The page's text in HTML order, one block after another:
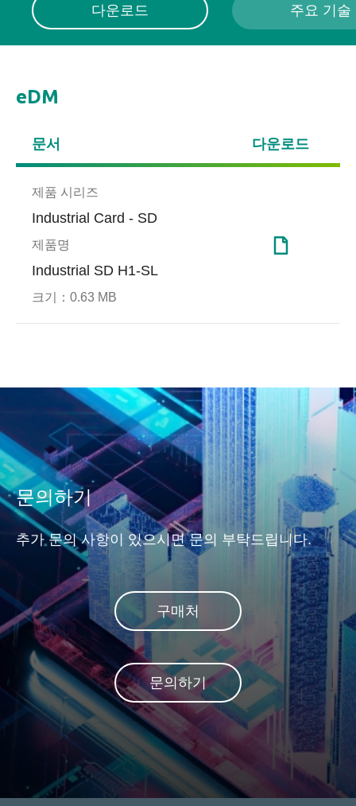
다운로드 주요 기술
eDM
문서 다운로드
제품 시리즈
Industrial Card - SD
제품명
Industrial SD H1-SL
크기： 0.63 MB
Page Mapping
키고 블록 지우기 주파수를 줄
이며 최적화된 성능을 달성하
기 위한 산업 응용 프로그램에
이상적인 솔루션으로 간주될
수 있습니다.
술로
게임
이터 보호
문의하기
추가 문의 사항이 있으시면 문의 부탁드립니다.
구매처
문의하기